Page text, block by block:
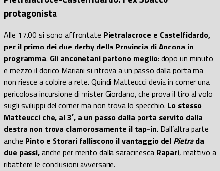
protagonista
Alle 17.00 si sono affrontate Pietralacroce e Castelfidardo,
per il primo dei due derby della Provincia di Ancona in
programma. Gli anconetani partono meglio: dopo un minuto
e mezzo il dorico Mariani si ritrova a un passo dalla porta ma
non riesce a colpire a rete. Quindi Matteucci devia in corner una
pericolosa incursione di mister Giordano, che prova il tiro al volo
sugli sviluppi del corner ma non trova lo specchio. Lo stesso
Matteucci che, al 3′, a un passo dalla porta servito dalla
destra non trova clamorosamente il tap-in. Dall’altra parte
anche Pinto e Storari falliscono il vantaggio del Pietrada
due passi,anche per merito dalla saracinesca Rapari, reattivo a
ribattere le conclusioni avversarie.